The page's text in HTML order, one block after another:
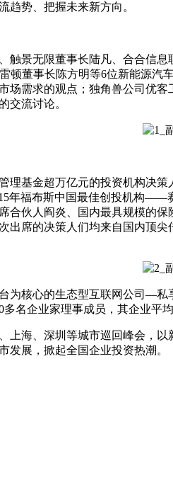
趋势、把握未来新方向。
触景无限董事长陆凡、合合信
顿董事长陈方明等6位新能源
场需求的观点；独角兽公司优
交流讨论。
理基金超万亿元的投资机构决
年福布斯中国最佳创投机构
伙人阎炎、国内最具规模的
席的决策人们均来自国内顶
为核心的生态型互联网公司—
名企业家理事成员，其企业平均
上海、深圳等城市巡回峰会，
发展，掀起全国企业投资热潮。